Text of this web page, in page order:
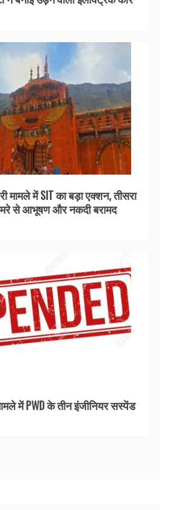
मामले में SIT का बड़ा एक्शन, तीसरा
से आभूषण और नकदी बरामद
में PWD के तीन इंजीनियर सस्पेंड